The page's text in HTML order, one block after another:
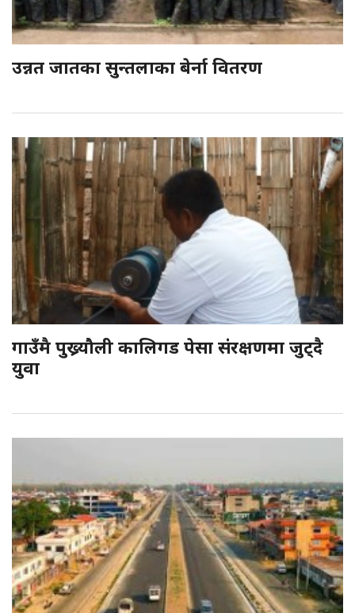
उन्नत जातका सुन्तलाका बेर्ना वितरण
गाउँमै पुख्र्यौली कालिगड पेसा संरक्षणमा जुट्दै
युवा